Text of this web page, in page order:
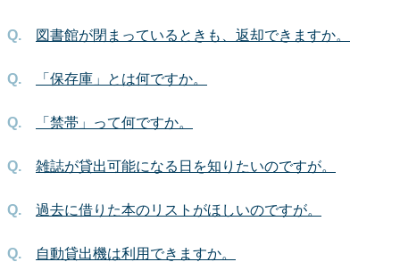
図書館が閉まっているときも、返却できますか。
「保存庫」とは何ですか。
「禁帯」って何ですか。
雑誌が貸出可能になる日を知りたいのですが。
過去に借りた本のリストがほしいのですが。
自動貸出機は利用できますか。